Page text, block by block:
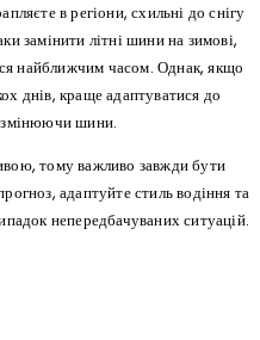
в регіони, схильні до снігу
замінити літні шини на зимові,
найближчим часом. Однак, якщо
днів, краще адаптуватися до
змінюючи шини.
тому важливо завжди бути
адаптуйте стиль водіння та
непередбачуваних ситуацій.